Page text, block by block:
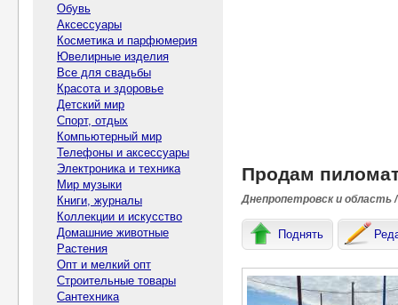
Обувь
Аксессуары
Косметика и парфюмерия
Ювелирные изделия
Все для свадьбы
Красота и здоровье
Детский мир
Спорт, отдых
Компьютерный мир
Телефоны и аксессуары
Электроника и техника
Мир музыки
Книги, журналы
Коллекции и искусство
Домашние животные
Растения
Опт и мелкий опт
Строительные товары
Сантехника
Продам
Днепропетровск и область
Поднять